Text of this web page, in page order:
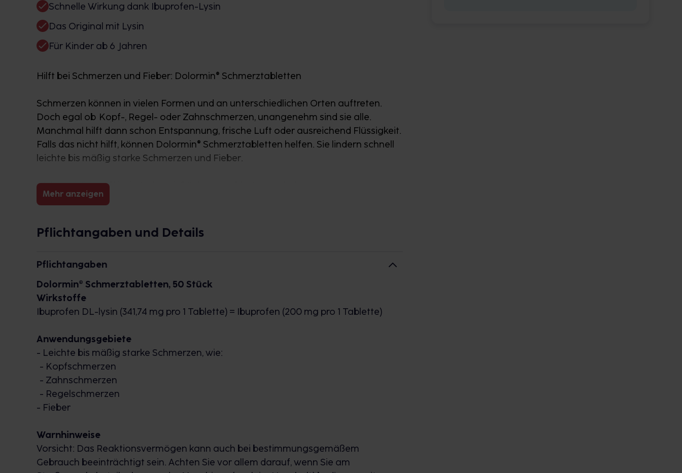
Schnelle Wirkung dank Ibuprofen-Lysin
Das Original mit Lysin
Für Kinder ab 6 Jahren
Hilft bei Schmerzen und Fieber: Dolormin® Schmerztabletten
Schmerzen können in vielen Formen und an unterschiedlichen Orten auftreten.
Doch egal ob Kopf-, Regel- oder Zahnschmerzen, unangenehm sind sie alle.
Manchmal hilft dann schon Entspannung, frische Luft oder ausreichend Flüssigkeit.
Falls das nicht hilft, können Dolormin® Schmerztabletten helfen. Sie lindern schnell
leichte bis mäßig starke Schmerzen und Fieber.
Welcher Wirkstoff ist in Dolormin® Schmerztabletten enthalten?
Ibuprofen gehört zur Gruppe der nicht-steroidalen Antirheumatika und kann zur
Linderung von Schmerzen, Fieber sowie Entzündungen beitragen. In Verbindung
kann so schnell vom Körper aufgenommen werden, sodass Schmerzen in kurzer
Zeit gelindert werden
Mehr anzeigen
Pflichtangaben und Details
Pflichtangaben
Dolormin® Schmerztabletten, 50 Stück
Wirkstoffe
Ibuprofen DL-lysin (341,74 mg pro 1 Tablette) = Ibuprofen (200 mg pro 1 Tablette)
Anwendungsgebiete
- Leichte bis mäßig starke Schmerzen, wie:
- Kopfschmerzen
- Zahnschmerzen
- Regelschmerzen
- Fieber
Warnhinweise
Vorsicht: Das Reaktionsvermögen kann auch bei bestimmungsgemäßem
Gebrauch beeinträchtigt sein. Achten Sie vor allem darauf, wenn Sie am